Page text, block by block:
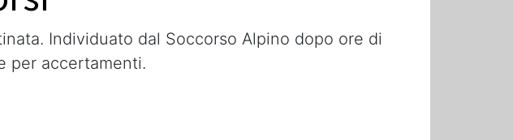
Individuato dal Soccorso Alpino dopo ore di
per accertamenti.